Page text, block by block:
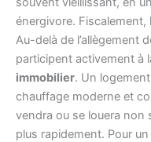
énergivore. Fiscalement,
Au-delà de l’allègement
participent activement à
immobilier. Un
chauffage moderne et
vendra ou se louera non
plus rapidement. Pour un